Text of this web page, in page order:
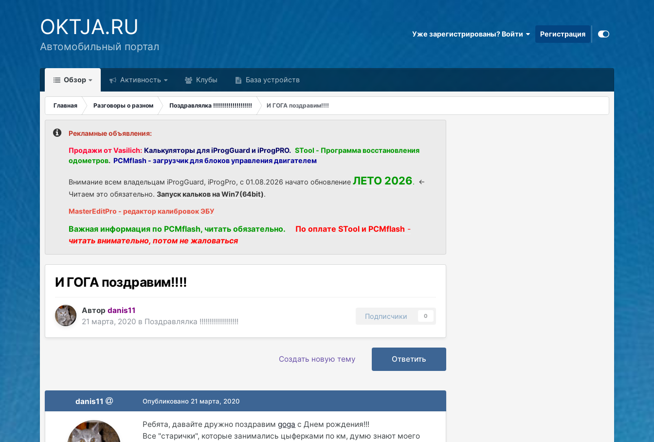
OKTJA.RU
Автомобильный портал
Уже зарегистрированы? Войти Регистрация
Обзор Активность Клубы База устройств
Главная Разговоры о разном Поздравлялка !!!!!!!!!!!!!!!!!!!! И ГОГА поздравим!!!!
Рекламные объявления:
Продажи от Vasilich: Калькуляторы для iProgGuard и iProgPRO. STool - Программа восстановления
одометров. PCMflash - загрузчик для блоков управления двигателем
Внимание всем владельцам iProgGuard, iProgPro, с 01.08.2026 начато обновлениеЛЕТО 2026. <-
Читаем это обязательно.Запуск кальков на Win7(64bit).
MasterEditPro - редактор калибровок ЭБУ
Важная информация по PCMflash, читать обязательно. По оплате STool и PCMflash -
читать внимательно, потом не жаловаться
И ГОГА поздравим!!!!
Авторdanis11
21 марта, 2020 в Поздравлялка !!!!!!!!!!!!!!!!!!!!
Подписчики 0
Ответить
Создать новую тему
danis11 Опубликовано 21 марта, 2020
Ребята, давайте дружно поздравимgoga c Днем рождения!!!
Все "старички", которые занимались цыферками по км, думю знают моего